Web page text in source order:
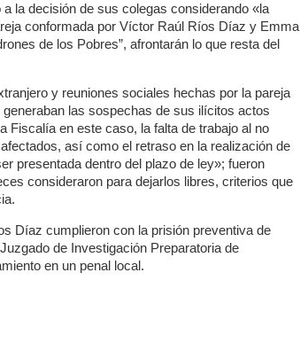
la decisión de sus colegas considerando «la
conformada por Víctor Raúl Ríos Díaz y Emma
de los Pobres”, afrontarán lo que resta del
y reuniones sociales hechas por la pareja
las sospechas de sus ilícitos actos
Fiscalía en este caso, la falta de trabajo al no
así como el retraso en la realización de
presentada dentro del plazo de ley»; fueron
consideraron para dejarlos libres, criterios que
Díaz cumplieron con la prisión preventiva de
de Investigación Preparatoria de
en un penal local.